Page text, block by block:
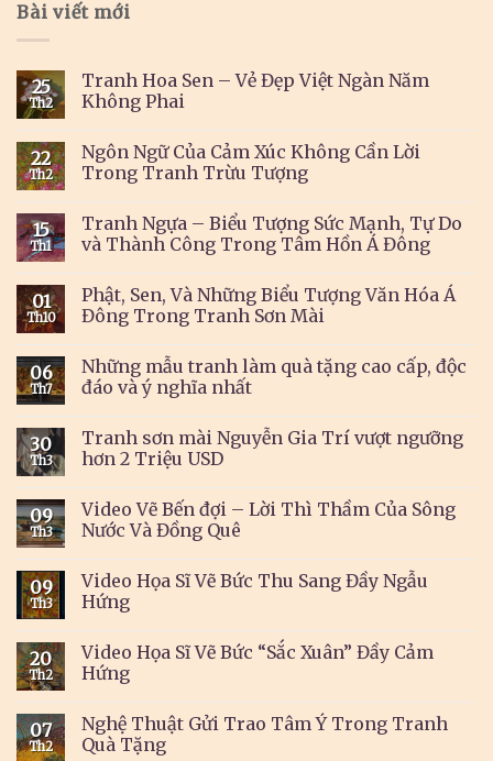
Bài viết mới
25
Th2
Tranh Hoa Sen – Vẻ Đẹp Việt Ngàn Năm
Không Phai
22
Th2
Ngôn Ngữ Của Cảm Xúc Không Cần Lời
Trong Tranh Trừu Tượng
15
Th1
Tranh Ngựa – Biểu Tượng Sức Mạnh, Tự Do
và Thành Công Trong Tâm Hồn Á Đông
01
Th10
Phật, Sen, Và Những Biểu Tượng Văn Hóa Á
Đông Trong Tranh Sơn Mài
06
Th7
Những mẫu tranh làm quà tặng cao cấp, độc
đáo và ý nghĩa nhất
30
Th3
Tranh sơn mài Nguyễn Gia Trí vượt ngưỡng
hơn 2 Triệu USD
09
Th3
Video Vẽ Bến đợi – Lời Thì Thầm Của Sông
Nước Và Đồng Quê
09
Th3
Video Họa Sĩ Vẽ Bức Thu Sang Đầy Ngẫu
Hứng
20
Th2
Video Họa Sĩ Vẽ Bức “Sắc Xuân” Đầy Cảm
Hứng
07
Th2
Nghệ Thuật Gửi Trao Tâm Ý Trong Tranh
Quà Tặng